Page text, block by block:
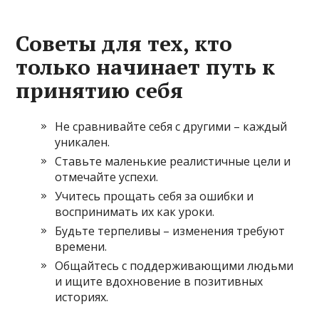
Советы для тех, кто
только начинает путь к
принятию себя
Не сравнивайте себя с другими – каждый
уникален.
Ставьте маленькие реалистичные цели и
отмечайте успехи.
Учитесь прощать себя за ошибки и
воспринимать их как уроки.
Будьте терпеливы – изменения требуют
времени.
Общайтесь с поддерживающими людьми
и ищите вдохновение в позитивных
историях.